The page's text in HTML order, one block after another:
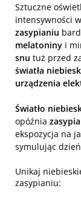
Sztuczne
intensywności
zasypianiu
melatoniny i
snu tuż przed
światła
urządzenia
Światło
opóźnia
ekspozycja na
symulując
Unikaj
zasypianiu: